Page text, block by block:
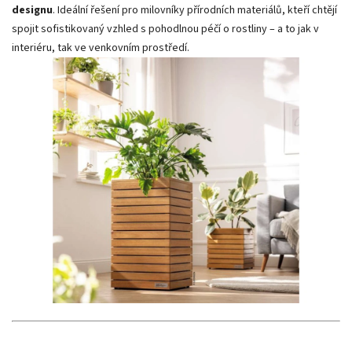
designu. Ideální řešení pro milovníky přírodních materiálů, kteří chtějí
spojit sofistikovaný vzhled s pohodlnou péčí o rostliny – a to jak v
interiéru, tak ve venkovním prostředí.